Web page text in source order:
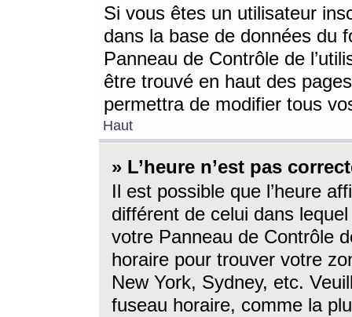
Si vous êtes un utilisateur
dans la base de données du
Panneau de Contrôle de
être trouvé en haut des
permettra de modifier tous
Haut
» L’heure n’est pas
Il est possible que l’heure
différent de celui dans
votre Panneau de Contrôle
horaire pour trouver votre
New York, Sydney, etc.
fuseau horaire, comme la